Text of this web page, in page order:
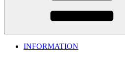
INFORMATION